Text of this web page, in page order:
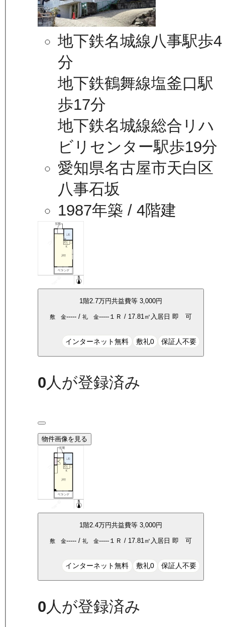
地下鉄名城線八事駅歩4
分
地下鉄鶴舞線塩釜口駅
歩17分
地下鉄名城線総合リハ
ビリセンター駅歩19分
愛知県名古屋市天白区
八事石坂
1987年築 / 4階建
1 階2.7万円共益費等3,000円
敷 金----- /礼 金----- １Ｒ / 17.81㎡ 入居日 即 可
インターネット無料 敷礼0 保証人不要
0 人が登録済み
物件画像を見る
1階2.4万円共益費等3,000円
敷 金----- /礼 金----- １Ｒ / 17.81㎡ 入居日 即 可
インターネット無料 敷礼0 保証人不要
0人が登録済み